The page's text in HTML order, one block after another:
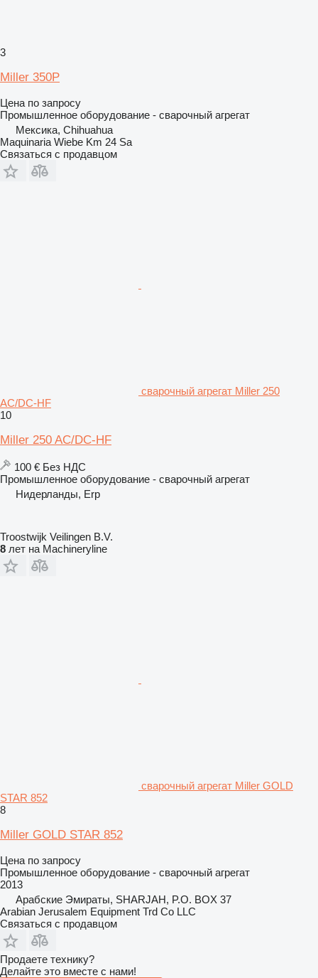
3
Miller 350P
Цена по запросу
Промышленное оборудование - сварочный агрегат
Мексика, Chihuahua
Maquinaria Wiebe Km 24 Sa
Связаться с продавцом
сварочный агрегат Miller 250
AC/DC-HF
10
Miller 250 AC/DC-HF
100 € Без НДС
Промышленное оборудование - сварочный агрегат
Нидерланды, Erp
Troostwijk Veilingen B.V.
8 лет на Machineryline
сварочный агрегат Miller GOLD
STAR 852
8
Miller GOLD STAR 852
Цена по запросу
Промышленное оборудование - сварочный агрегат
2013
Арабские Эмираты, SHARJAH, P.O. BOX 37
Arabian Jerusalem Equipment Trd Co LLC
Связаться с продавцом
Продаете технику?
Делайте это вместе с нами!